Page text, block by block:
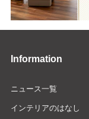
Information
ニュース一覧
インテリアのはなし